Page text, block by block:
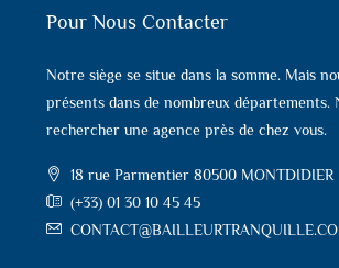
Pour Nous Contacter
Notre siège se situe dans la somme. Mais
présents dans de nombreux départements.
rechercher une agence près de chez vous.
18 rue Parmentier 80500 MONTDIDIER
(+33) 01 30 10 45 45